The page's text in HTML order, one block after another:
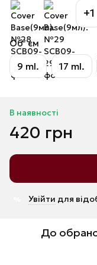
+1
Об`єм
9 ml. 17 ml.
В наявності
420 грн
Увійти для
До